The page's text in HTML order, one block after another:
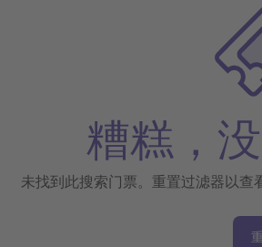
糟糕，
未找到此搜索门票。重置过滤器以